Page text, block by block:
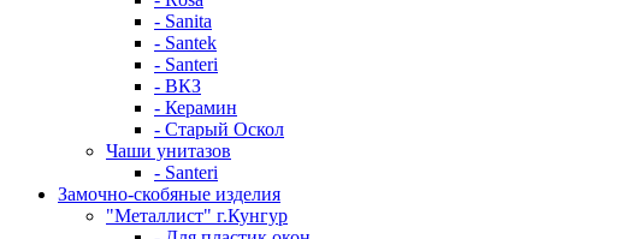
- Sanita
- Santek
- Santeri
- ВКЗ
- Керамин
- Старый Оскол
Чаши унитазов
- Santeri
Замочно-скобяные изделия
"Металлист" г.Кунгур